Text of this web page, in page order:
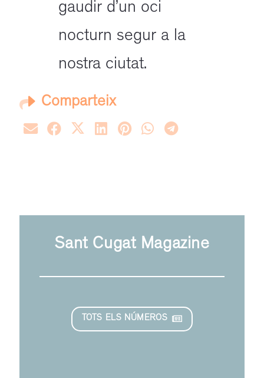
gaudir d’un oci
nocturn segur a la
nostra ciutat.
Comparteix
Sant Cugat Magazine
TOTS ELS NÚMEROS